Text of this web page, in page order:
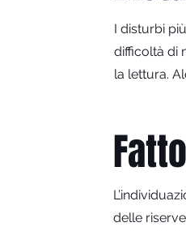
I disturbi
difficoltà di
la lettura.
delle